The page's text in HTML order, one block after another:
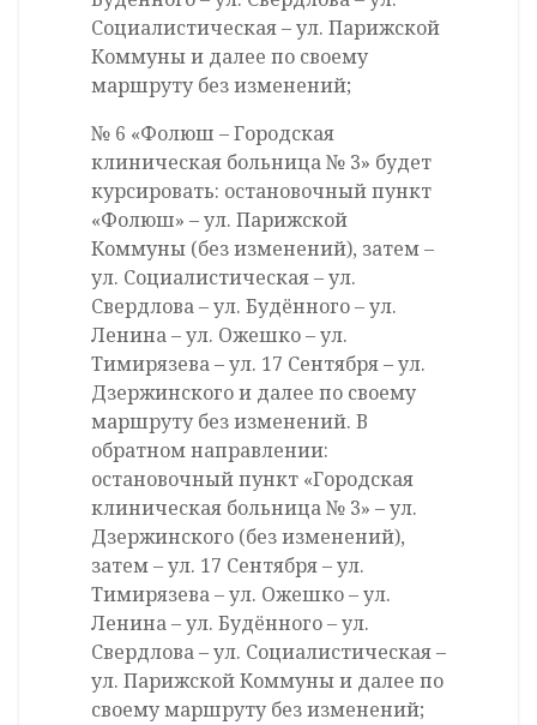
Социалистическая – ул. Парижской
Коммуны и далее по своему
маршруту без изменений;
№ 6 «Фолюш – Городская
клиническая больница № 3» будет
курсировать: остановочный пункт
«Фолюш» – ул. Парижской
Коммуны (без изменений), затем –
ул. Социалистическая – ул.
Свердлова – ул. Будённого – ул.
Ленина – ул. Ожешко – ул.
Тимирязева – ул. 17 Сентября – ул.
Дзержинского и далее по своему
маршруту без изменений. В
обратном направлении:
остановочный пункт «Городская
клиническая больница № 3» – ул.
Дзержинского (без изменений),
затем – ул. 17 Сентября – ул.
Тимирязева – ул. Ожешко – ул.
Ленина – ул. Будённого – ул.
Свердлова – ул. Социалистическая –
ул. Парижской Коммуны и далее по
своему маршруту без изменений;